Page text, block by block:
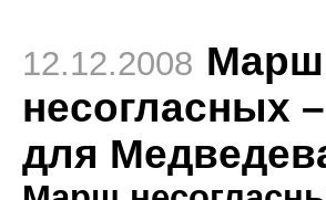
12.12.2008 Марш
несогласных
для